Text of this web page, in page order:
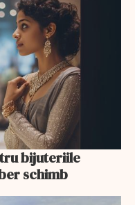
bijuteriile
schimb